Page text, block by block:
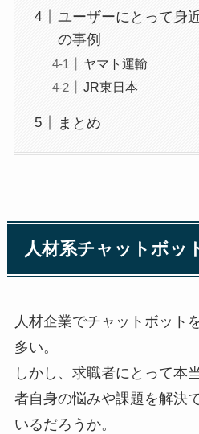
ユーザーにとって身
の事例
ヤマト運輸
JR東日本
まとめ
人材系チャットボッ
人材企業でチャットボット
多い。
しかし、求職者にとって本
者自身の悩みや課題を解決
いるだろうか。